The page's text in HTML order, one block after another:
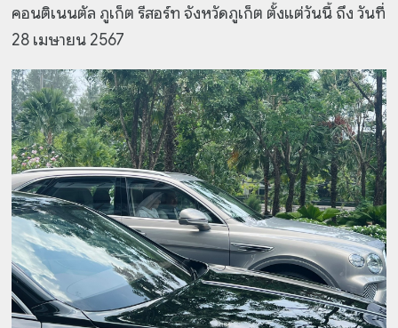
คอนติเนนตัล ภูเก็ต รีสอร์ท จังหวัดภูเก็ต ตั้งแต่วันนี้ ถึง วันที่
28 เมษายน 2567